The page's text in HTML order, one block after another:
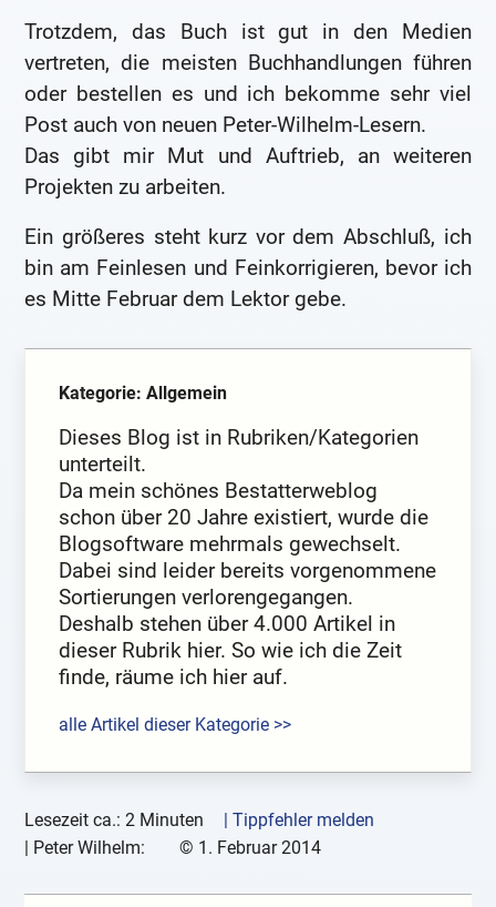
Trotzdem, das Buch ist gut in den Medien
vertreten, die meisten Buchhandlungen führen
oder bestellen es und ich bekomme sehr viel
Post auch von neuen Peter-Wilhelm-Lesern.
Das gibt mir Mut und Auftrieb, an weiteren
Projekten zu arbeiten.
Ein größeres steht kurz vor dem Abschluß, ich
bin am Feinlesen und Feinkorrigieren, bevor ich
es Mitte Februar dem Lektor gebe.
Kategorie: Allgemein
Dieses Blog ist in Rubriken/Kategorien
unterteilt.
Da mein schönes Bestatterweblog
schon über 20 Jahre existiert, wurde die
Blogsoftware mehrmals gewechselt.
Dabei sind leider bereits vorgenommene
Sortierungen verlorengegangen.
Deshalb stehen über 4.000 Artikel in
dieser Rubrik hier. So wie ich die Zeit
finde, räume ich hier auf.
alle Artikel dieser Kategorie >>
Lesezeit ca.: 2 Minuten
| Tippfehler melden
Peter Wilhelm: © 1. Februar 2014